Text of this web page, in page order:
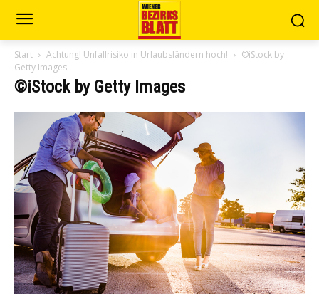
Start Achtung! Unfallrisiko in Urlaubsländern hoch!
©iStock by
Getty Images
©iStock by Getty Images